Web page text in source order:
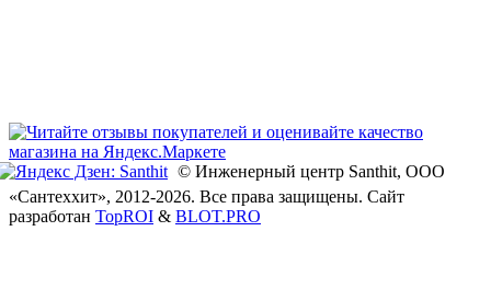
© Инженерный центр Santhit, ООО
«Сантеххит», 2012-2026. Все права защищены. Сайт
разработан TopROI & BLOT.PRO